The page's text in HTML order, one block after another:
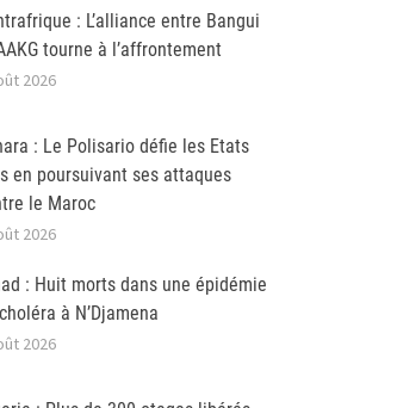
: L’alliance entre Bangui
tourne à l’affrontement
2026
: Le Polisario défie les Etats
en poursuivant ses attaques
le Maroc
2026
: Huit morts dans une épidémie
à N’Djamena
2026